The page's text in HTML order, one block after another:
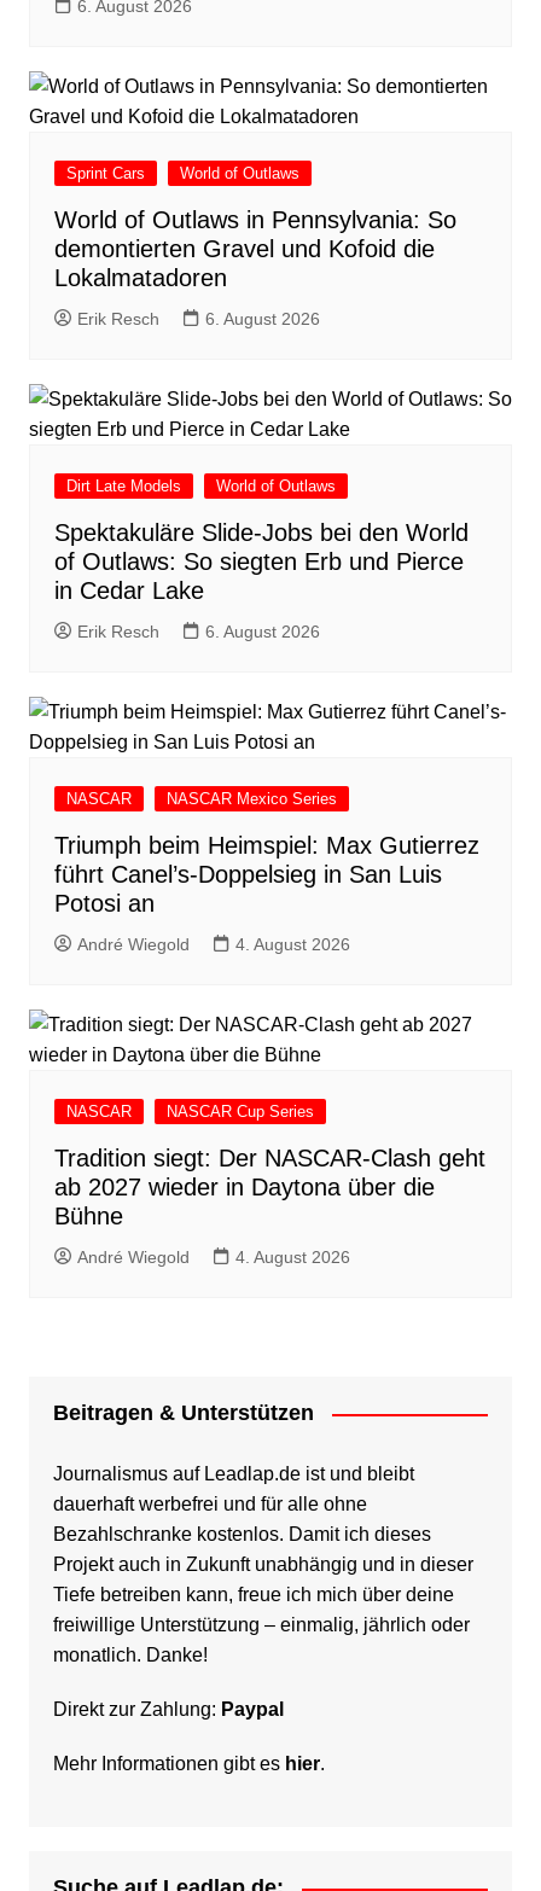
6. August 2026
Sprint Cars World of Outlaws
World of Outlaws in Pennsylvania: So
demontierten Gravel und Kofoid die
Lokalmatadoren
Erik Resch 6. August 2026
Dirt Late Models World of Outlaws
Spektakuläre Slide-Jobs bei den World
of Outlaws: So siegten Erb und Pierce
in Cedar Lake
Erik Resch 6. August 2026
NASCAR NASCAR Mexico Series
Triumph beim Heimspiel: Max Gutierrez
führt Canel’s-Doppelsieg in San Luis
Potosi an
André Wiegold 4. August 2026
NASCAR NASCAR Cup Series
Tradition siegt: Der NASCAR-Clash geht
ab 2027 wieder in Daytona über die
Bühne
André Wiegold 4. August 2026
Beitragen & Unterstützen
Journalismus auf Leadlap.de ist und bleibt
dauerhaft werbefrei und für alle ohne
Bezahlschranke kostenlos. Damit ich dieses
Projekt auch in Zukunft unabhängig und in dieser
Tiefe betreiben kann, freue ich mich über deine
freiwillige Unterstützung – einmalig, jährlich oder
monatlich. Danke!
Direkt zur Zahlung: Paypal
Mehr Informationen gibt es hier.